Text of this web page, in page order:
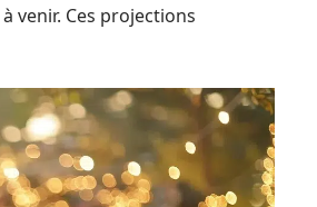
à venir. Ces projections